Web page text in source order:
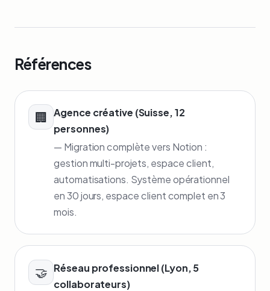
Références
🏢 Agence créative (Suisse, 12
personnes)
— Migration complète vers Notion :
gestion multi-projets, espace client,
automatisations. Système opérationnel
en 30 jours, espace client complet en 3
mois.
🤝 Réseau professionnel (Lyon, 5
collaborateurs)